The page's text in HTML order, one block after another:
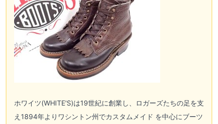
ホワイツ(WHITE'S)は19世紀に創業し、ロガーズたちの足を支
え1894年よりワシントン州でカスタムメイド を中心にブーツ